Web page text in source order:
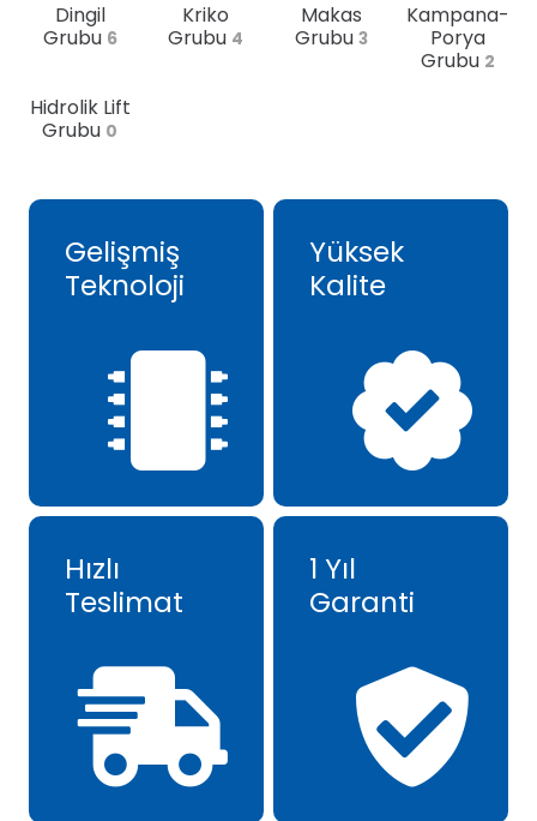
Dingil
Grubu 6
Kriko
Grubu 4
Makas
Grubu 3
Kampana-
Porya
Grubu 2
Hidrolik Lift
Grubu 0
Gelişmiş
Teknoloji
Yüksek
Kalite
Hızlı
Teslimat
1 Yıl
Garanti